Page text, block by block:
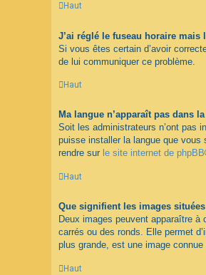
Haut
J’ai réglé le fuseau horaire mais
Si vous êtes certain d’avoir
de lui communiquer ce problème.
Haut
Ma langue n’apparaît pas dans
Soit les administrateurs n’ont pas
puisse installer la langue que vous
rendre sur le site internet de phpBB
Haut
Que signifient les images
Deux images peuvent apparaître à
carrés ou des ronds. Elle permet
plus grande, est une image
Haut